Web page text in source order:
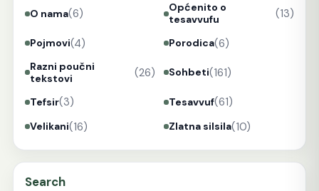
O nama(6)
Općenito o
tesavvufu
(13)
Pojmovi(4) Porodica(6)
Razni poučni
tekstovi
(26) Sohbeti(161)
Tefsir(3) Tesavvuf(61)
Velikani(16) Zlatna silsila(10)
Search